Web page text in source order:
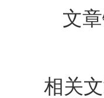
文章
相关